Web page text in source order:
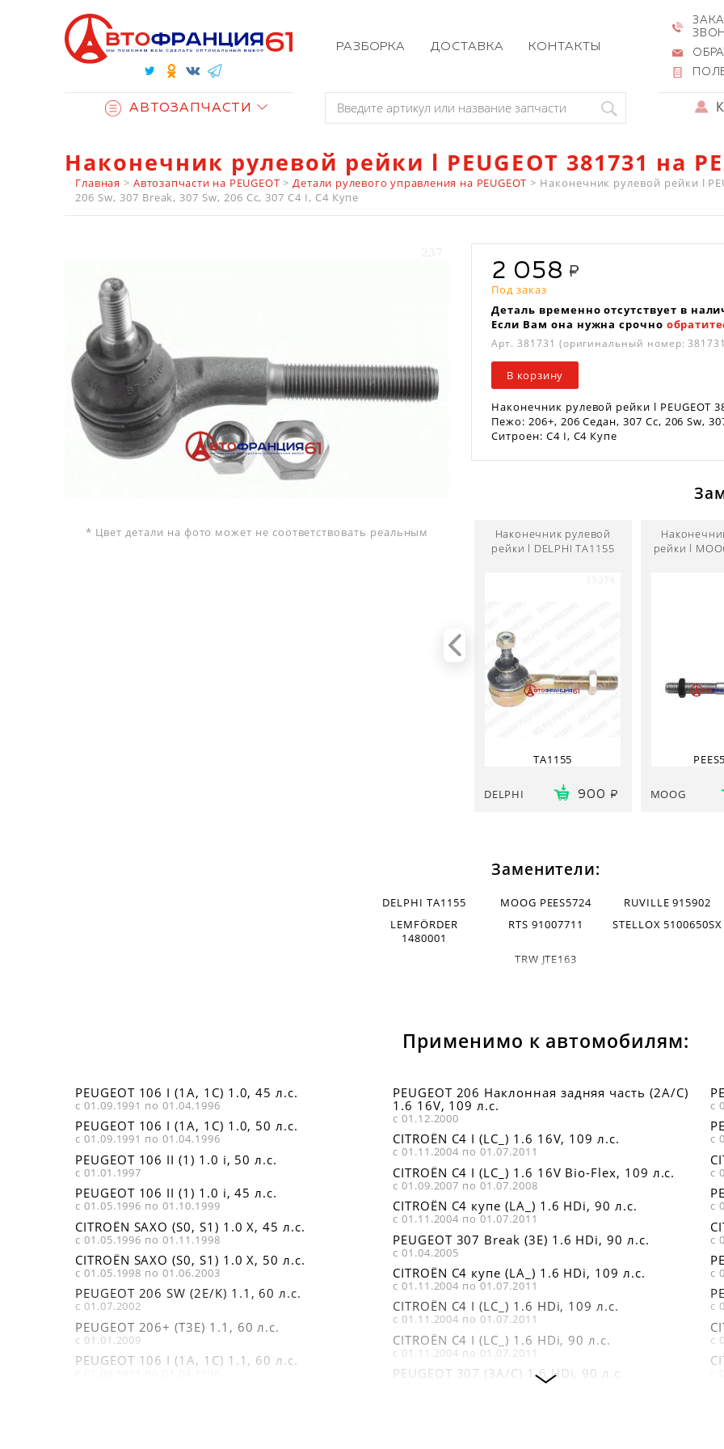
РАЗБОРКА ДОСТАВКА КОНТАКТЫ
АВТОЗАПЧАСТИ
Наконечник рулевой рейки l PEUGEOT 381731 на
Главная > Автозапчасти на PEUGEOT >Детали рулевого управления на PEUGEOT > Наконечник рулевой рейки l
206 Sw, 307 Break, 307 Sw, 206 Cc, 307 C4 I, C4 Купе
* Цвет детали на фото может не соответствовать реальным
2 058
Под заказ
Деталь временно отсутствует в
Если Вам она нужна срочно
Арт.381731 (оригинальный номер:
В корзину
Наконечник рулевой рейки l PEUGEOT
Пежо: 206+, 206 Седан, 307 Cc, 206 Sw,
Ситроен: C4 I, C4 Купе
Наконечник рулевой
рейки l DELPHI TA1155
TA1155
DELPHI 900
рейки l
MOOG
Заменители:
DELPHI TA1155
LEMFÖRDER
1480001
MOOG PEES5724
RTS 91007711
RUVILLE 915902
STELLOX 5100650SX
TRW JTE163
Применимо к автомобилям:
PEUGEOT 106 I (1A, 1C) 1.0, 45 л.с.
с 01.09.1991 по 01.04.1996
PEUGEOT 106 I (1A, 1C) 1.0, 50 л.с.
с 01.09.1991 по 01.04.1996
PEUGEOT 106 II (1) 1.0 i, 50 л.с.
с 01.01.1997
PEUGEOT 106 II (1) 1.0 i, 45 л.с.
с 01.05.1996 по 01.10.1999
CITROËN SAXO (S0, S1) 1.0 X, 45 л.с.
с 01.05.1996 по 01.11.1998
CITROËN SAXO (S0, S1) 1.0 X, 50 л.с.
с 01.05.1998 по 01.06.2003
PEUGEOT 206 SW (2E/K) 1.1, 60 л.с.
с 01.07.2002
PEUGEOT 206+ (T3E) 1.1, 60 л.с.
с 01.01.2009
PEUGEOT 106 I (1A, 1C) 1.1, 60 л.с.
PEUGEOT 206 Наклонная задняя часть (2A/C)
1.6 16V, 109 л.с.
с 01.12.2000
CITROËN C4 I (LC_) 1.6 16V, 109 л.с.
с 01.11.2004 по 01.07.2011
CITROËN C4 I (LC_) 1.6 16V Bio-Flex, 109 л.с.
с 01.09.2007 по 01.07.2008
CITROËN C4 купе (LA_) 1.6 HDi, 90 л.с.
с 01.11.2004 по 01.07.2011
PEUGEOT 307 Break (3E) 1.6 HDi, 90 л.с.
с 01.04.2005
CITROËN C4 купе (LA_) 1.6 HDi, 109 л.с.
с 01.11.2004 по 01.07.2011
CITROËN C4 I (LC_) 1.6 HDi, 109 л.с.
с 01.11.2004 по 01.07.2011
CITROËN C4 I (LC_) 1.6 HDi, 90 л.с.
с 01.11.2004 по 01.07.2011
PEUGEOT 307 (3A/C) 1.6 HDi, 90 л.с.
с
с
с
с
с
с
с
с